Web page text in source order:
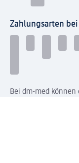
Zahlungsarten bei
Bei dm-med